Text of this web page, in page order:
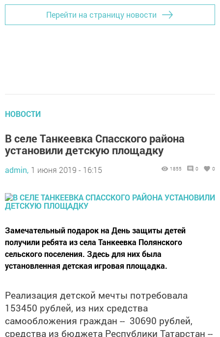
Перейти на страницу новости
НОВОСТИ
В селе Танкеевка Спасского района
установили детскую площадку
admin, 1 июня 2019 - 16:15 1855 0 0
​​​​​​​Замечательный подарок на День защиты детей
получили ребята из села Танкеевка Полянского
сельского поселения. Здесь для них была
установленная детская игровая площадка.
Реализация детской мечты потребовала
153450 рублей, из них средства
самообложения граждан -- 30690 рублей,
средства из бюджета Республики Татарстан --